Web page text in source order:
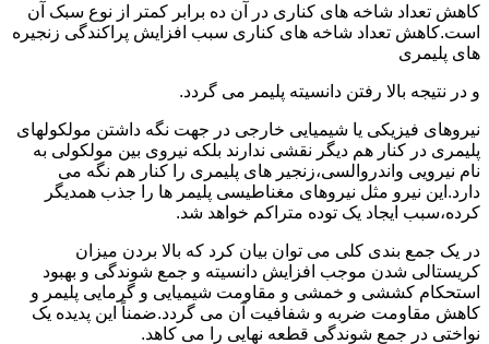
کاهش تعداد شاخه های کناری در آن ده برابر کمتر از نوع سبک آن
است.کاهش تعداد شاخه های کناری سبب افزایش پراکندگی زنجیره
های پلیمری
و در نتیجه بالا رفتن دانسیته پلیمر می گردد.
نیروهای فیزیکی یا شیمیایی خارجی در جهت نگه داشتن مولکولهای
پلیمری در کنار هم دیگر نقشی ندارند بلکه نیروی بین مولکولی به
نام نیرویی واندروالسی،زنجیر های پلیمری را کنار هم نگه می
دارد.این نیرو مثل نیروهای مغناطیسی پلیمر ها را جذب همدیگر
کرده،سبب ایجاد یک توده متراکم خواهد شد.
در یک جمع بندی کلی می توان بیان کرد که بالا بردن میزان
کریستالی شدن موجب افزایش دانسیته و جمع شوندگی و بهبود
استحکام کششی و خمشی و مقاومت شیمیایی و گرمایی پلیمر و
کاهش مقاومت ضربه و شفافیت آن می گردد.ضمناً این پدیده یک
نواختی در جمع شوندگی قطعه نهایی را می کاهد.